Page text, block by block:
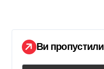
Ви пропустили